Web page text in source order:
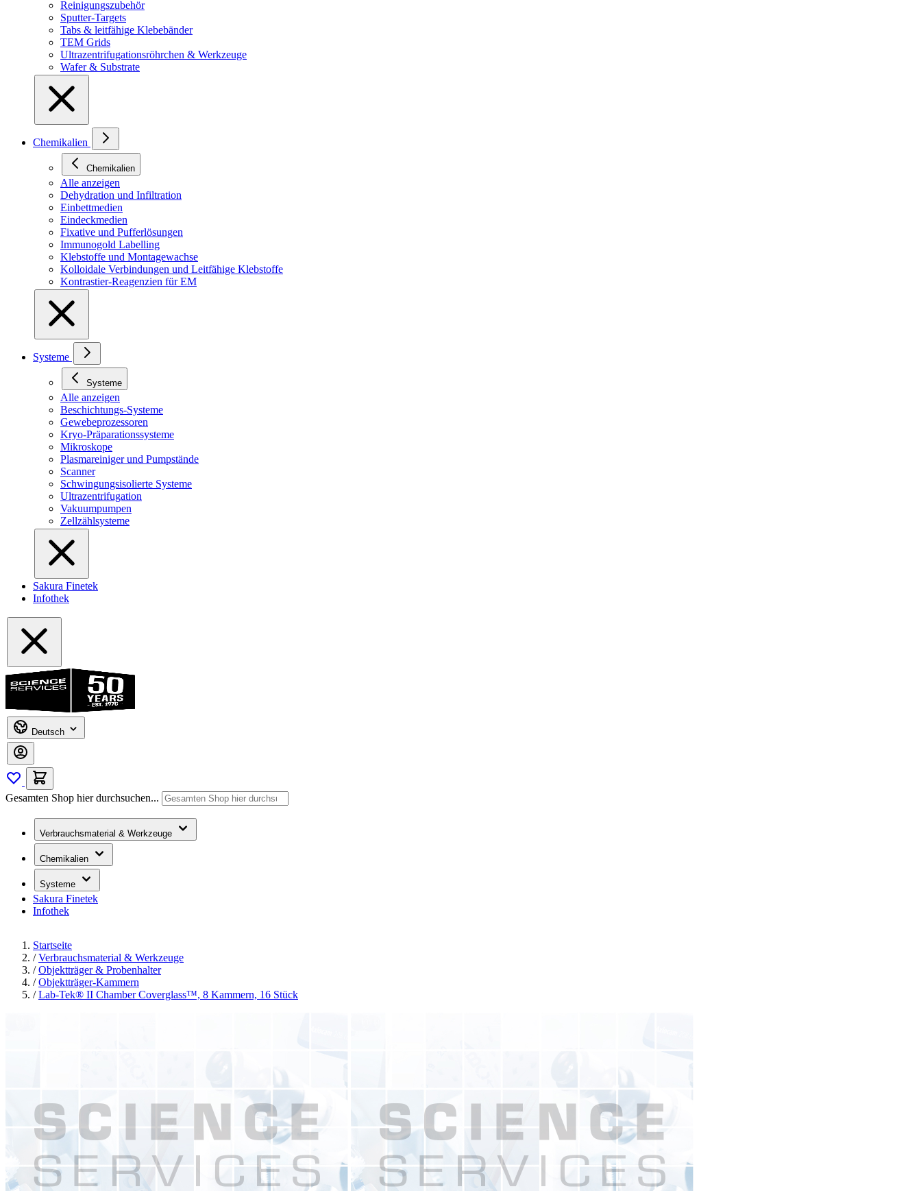
Reinigungszubehör
Sputter-Targets
Tabs & leitfähige Klebebänder
TEM Grids
Ultrazentrifugationsröhrchen & Werkzeuge
Wafer & Substrate
Chemikalien
Chemikalien
Alle anzeigen
Dehydration und Infiltration
Einbettmedien
Eindeckmedien
Fixative und Pufferlösungen
Immunogold Labelling
Klebstoffe und Montagewachse
Kolloidale Verbindungen und Leitfähige Klebstoffe
Kontrastier-Reagenzien für EM
Systeme
Systeme
Alle anzeigen
Beschichtungs-Systeme
Gewebeprozessoren
Kryo-Präparationssysteme
Mikroskope
Plasmareiniger und Pumpstände
Scanner
Schwingungsisolierte Systeme
Ultrazentrifugation
Vakuumpumpen
Zellzählsysteme
Sakura Finetek
Infothek
Deutsch
Gesamten Shop hier durchsuchen...
Verbrauchsmaterial & Werkzeuge
Chemikalien
Systeme
Sakura Finetek
Infothek
Startseite
/ Verbrauchsmaterial & Werkzeuge
/ Objektträger & Probenhalter
/ Objektträger-Kammern
/ Lab-Tek® II Chamber Coverglass™, 8 Kammern, 16 Stück